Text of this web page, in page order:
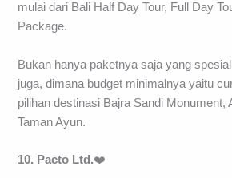
mulai dari Bali Half Day Tour, Full Day
Package.
Bukan hanya paketnya saja yang
juga, dimana budget minimalnya yaitu
pilihan destinasi Bajra Sandi Monument,
Taman Ayun.
10. Pacto Ltd.❤️